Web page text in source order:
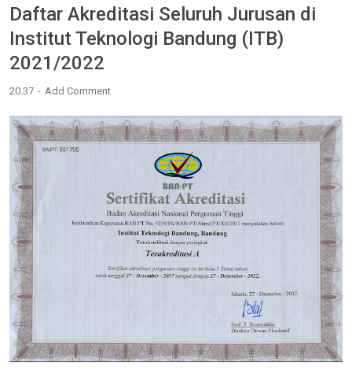
Daftar Akreditasi Seluruh Jurusan di
Institut Teknologi Bandung (ITB)
2021/2022
20.37 Add Comment